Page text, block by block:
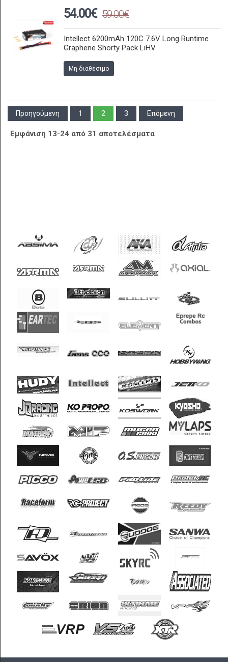
54.00€ 59.00€
Intellect 6200mAh 120C 7.6V Long Runtime
Graphene Shorty Pack LiHV
Μη διαθέσιμο
Προηγούμενη 1 2 3 Επόμενη
Εμφάνιση 13-24 από 31 αποτελέσματα